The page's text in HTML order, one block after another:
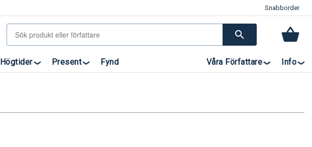
Snabborder
search
Högtider Present Fynd Våra Författare Info